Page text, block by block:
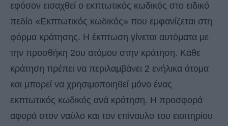
εφόσον εισαχθεί ο εκπτωτικός κωδικός στο ειδικό
πεδίο «Εκπτωτικός κωδικός» που εμφανίζεται στη
φόρμα κράτησης. Η έκπτωση γίνεται αυτόματα με
την προσθήκη 2ου ατόμου στην κράτηση. Κάθε
κράτηση πρέπει να περιλαμβάνει 2 ενήλικα άτομα
και μπορεί να χρησιμοποιηθεί μόνο ένας
εκπτωτικός κωδικός ανά κράτηση. Η προσφορά
αφορά στον ναύλο και τον επίναυλο του εισιτηρίου